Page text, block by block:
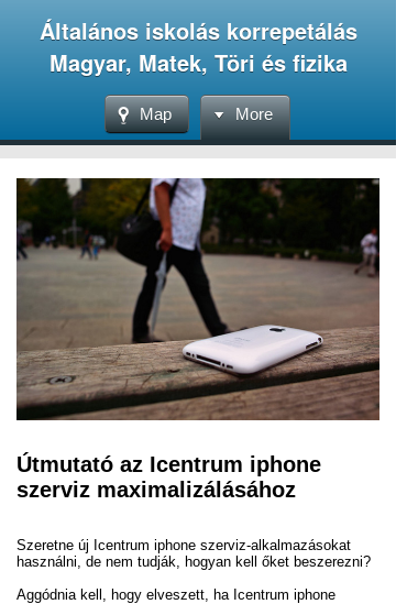
Általános iskolás korrepetálás
Magyar, Matek, Töri és fizika
Map More
Útmutató az Icentrum iphone
szerviz maximalizálásához
Szeretne új Icentrum iphone szerviz-alkalmazásokat
használni, de nem tudják, hogyan kell őket beszerezni?
Aggódnia kell, hogy elveszett, ha Icentrum iphone